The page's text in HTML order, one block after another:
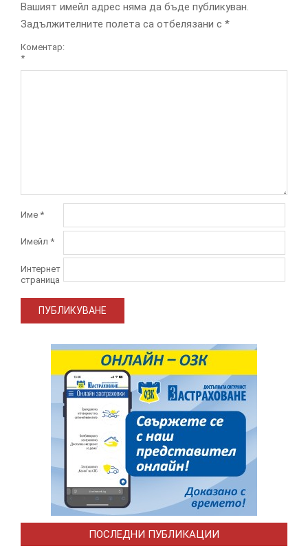
Вашият имейл адрес няма да бъде публикуван.
Задължителните полета са отбелязани с *
Коментар:
*
Име *
Имейл *
Интернет
страница
ПОСЛЕДНИ ПУБЛИКАЦИИ